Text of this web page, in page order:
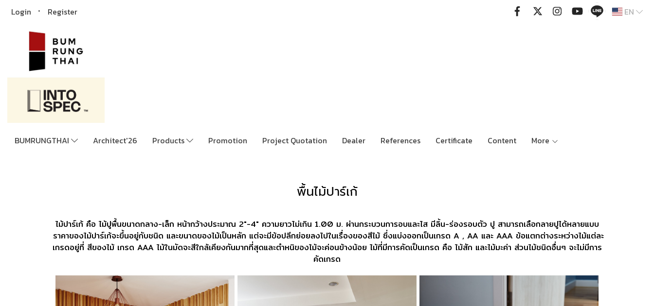
Login Register EN
BUMRUNGTHAI Architect'26 Products Promotion Project Quotation Dealer References Certificate Content More
พื้นไม้ปาร์เก้
ไม้ปาร์เก้ คือ ไม้ปูพื้นขนาดกลาง-เล็ก หน้ากว้างประมาณ 2"-4" ความยาวไม่เกิน 1.00 ม. ผ่านกระบวนการอบและไส มีลิ้น-ร่องรอบตัว ปู สามารถเลือกลายปูได้หลายแบบ
ราคาของไม้ปาร์เก้จะขึ้นอยู่กับชนิด และขนาดของไม้เป็นหลัก แต่จะมีข้อปลีกย่อยลงไปในเรื่องของสีไม้ ซึ่งแบ่งออกเป็นเกรด A , AA และ AAA ข้อแตกต่างระหว่างไม้แต่ละ
เกรดอยู่ที่ สีของไม้ เกรด AAA ไม้ในมัดจะสีใกล้เคียงกันมากที่สุดและตำหนิของไม้จะค่อนข้างน้อย ไม้ที่มีการคัดเป็นเกรด คือ ไม้สัก และไม้มะค่า ส่วนไม้ชนิดอื่นๆ จะไม่มีการ
คัดเกรด